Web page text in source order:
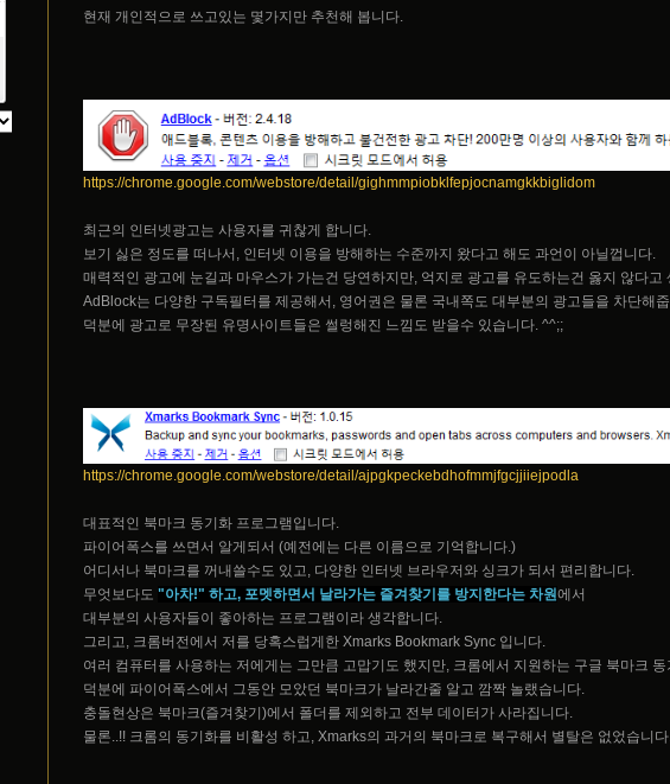
현재 개인적으로 쓰고있는 몇가지만 추천해 봅니다.
https://chrome.google.com/webstore/detail/gighmmpiobklfepjocnamgkkbiglidom
최근의 인터넷광고는 사용자를 귀찮게 합니다.
보기 싫은 정도를 떠나서, 인터넷 이용을 방해하는 수준까지 왔다고 해도 과언이 아닐껍니다.
매력적인 광고에 눈길과 마우스가 가는건 당연하지만, 억지로 광고를 유도하는건 옳지 않다고
AdBlock는 다양한 구독필터를 제공해서, 영어권은 물론 국내쪽도 대부분의 광고들을 차단해
덕분에 광고로 무장된 유명사이트들은 썰렁해진 느낌도 받을수 있습니다. ^^;;
https://chrome.google.com/webstore/detail/ajpgkpeckebdhofmmjfgcjjiiejpodla
대표적인 북마크 동기화 프로그램입니다.
파이어폭스를 쓰면서 알게되서 (예전에는 다른 이름으로 기억합니다.)
어디서나 북마크를 꺼내쓸수도 있고, 다양한 인터넷 브라우저와 싱크가 되서 편리합니다.
무엇보다도 "아차!" 하고, 포멧하면서 날라가는 즐겨찾기를 방지한다는 차원에서
대부분의 사용자들이 좋아하는 프로그램이라 생각합니다.
그리고, 크롬버전에서 저를 당혹스럽게한 Xmarks Bookmark Sync 입니다.
여러 컴퓨터를 사용하는 저에게는 그만큼 고맙기도 했지만, 크롬에서 지원하는 구글 북마크
덕분에 파이어폭스에서 그동안 모았던 북마크가 날라간줄 알고 깜짝 놀랬습니다.
충돌현상은 북마크(즐겨찾기)에서 폴더를 제외하고 전부 데이터가 사라집니다.
물론..!! 크롬의 동기화를 비활성 하고, Xmarks의 과거의 북마크로 복구해서 별탈은 없었습니